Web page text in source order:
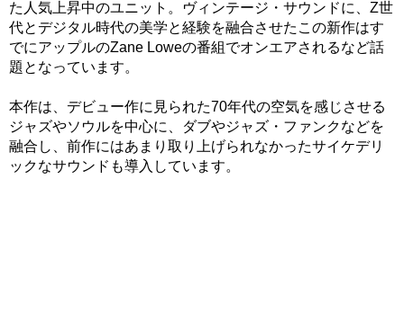
た人気上昇中のユニット。ヴィンテージ・サウンドに、Z世
代とデジタル時代の美学と経験を融合させたこの新作はす
でにアップルのZane Loweの番組でオンエアされるなど話
題となっています。
本作は、デビュー作に見られた70年代の空気を感じさせる
ジャズやソウルを中心に、ダブやジャズ・ファンクなどを
融合し、前作にはあまり取り上げられなかったサイケデリ
ックなサウンドも導入しています。